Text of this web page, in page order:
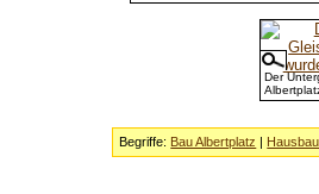
Der
Begriffe: Bau Albertplatz Hausbau